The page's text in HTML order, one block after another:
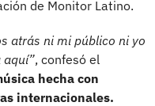
de Monitor Latino.
atrás ni mi público ni yo
aquí”, confesó el
hecha con
internacionales.